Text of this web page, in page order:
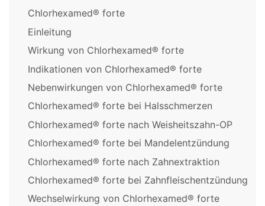
Chlorhexamed® forte
Einleitung
Wirkung von Chlorhexamed® forte
Indikationen von Chlorhexamed® forte
Nebenwirkungen von Chlorhexamed® forte
Chlorhexamed® forte bei Halsschmerzen
Chlorhexamed® forte nach Weisheitszahn-OP
Chlorhexamed® forte bei Mandelentzündung
Chlorhexamed® forte nach Zahnextraktion
Chlorhexamed® forte bei Zahnfleischentzündung
Wechselwirkung von Chlorhexamed® forte